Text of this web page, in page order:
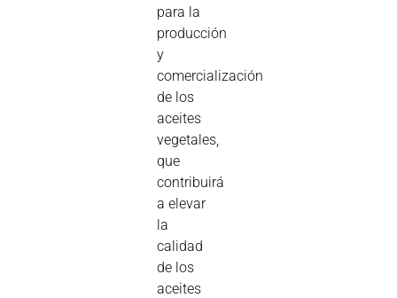
para la
producción
y
comercialización
de los
aceites
vegetales,
que
contribuirá
a elevar
la
calidad
de los
aceites